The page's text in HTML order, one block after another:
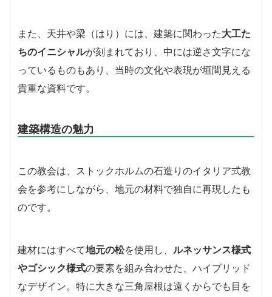
また、天井や梁（はり）には、建築に関わった大工た
ちのイニシャルが刻まれており、中には逆さ文字にな
っているものもあり、当時の文化や表現が垣間見える
貴重な資料です。
建築構造の魅力
この教会は、ストックホルムの石造りのイタリア式教
会を参考にしながら、地元の材料で独自に再現したも
のです。
建材にはすべて地元の松を使用し、 ルネッサンス様式
やゴシック様式の要素を組み合わせた、ハイブリッド
なデザイン。特に大きな三角屋根は遠くからでも目を